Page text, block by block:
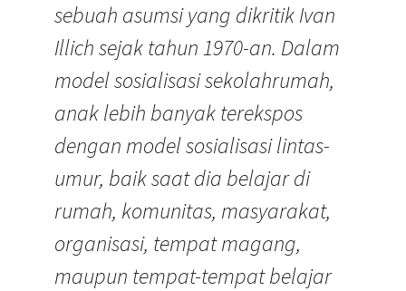
sebuah asumsi yang dikritik Ivan
Illich sejak tahun 1970-an. Dalam
model sosialisasi sekolahrumah,
anak lebih banyak terekspos
dengan model sosialisasi lintas-
umur, baik saat dia belajar di
rumah, komunitas, masyarakat,
organisasi, tempat magang,
maupun tempat-tempat belajar